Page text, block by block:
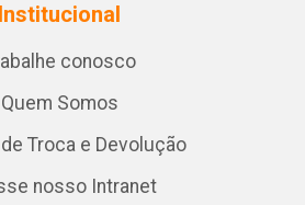
Institucional
conosco
Quem Somos
Troca e Devolução
nosso Intranet